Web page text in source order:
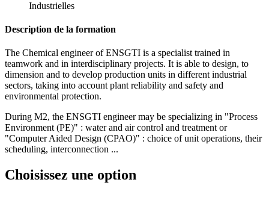
Industrielles
Description de la formation
The Chemical engineer of ENSGTI is a specialist trained in
teamwork and in interdisciplinary projects. It is able to design, to
dimension and to develop production units in different industrial
sectors, taking into account plant reliability and safety and
environmental protection.
During M2, the ENSGTI engineer may be specializing in "Process
Environment (PE)" : water and air control and treatment or
"Computer Aided Design (CPAO)" : choice of unit operations, their
scheduling, interconnection ...
Choisissez une option